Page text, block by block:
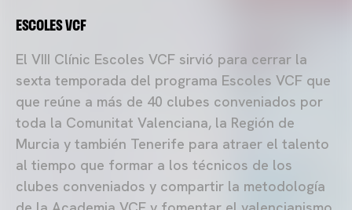
ESCOLES VCF
El VIII Clínic Escoles VCF sirvió para cerrar la
sexta temporada del programa Escoles VCF que
que reúne a más de 40 clubes conveniados por
toda la Comunitat Valenciana, la Región de
Murcia y también Tenerife para atraer el talento
al tiempo que formar a los técnicos de los
clubes conveniados y compartir la metodología